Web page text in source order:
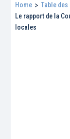
Home > Table
Le rapport de la
locales